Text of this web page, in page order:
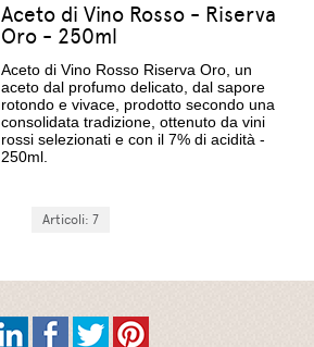
Aceto di Vino Rosso - Riserva
Oro - 250ml
Aceto di Vino Rosso Riserva Oro, un
aceto dal profumo delicato, dal sapore
rotondo e vivace, prodotto secondo una
consolidata tradizione, ottenuto da vini
rossi selezionati e con il 7% di acidità -
250ml.
Articoli: 7